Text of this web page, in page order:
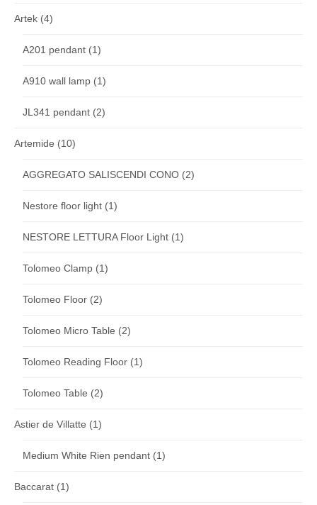
Artek (4)
A201 pendant (1)
A910 wall lamp (1)
JL341 pendant (2)
Artemide (10)
AGGREGATO SALISCENDI CONO (2)
Nestore floor light (1)
NESTORE LETTURA Floor Light (1)
Tolomeo Clamp (1)
Tolomeo Floor (2)
Tolomeo Micro Table (2)
Tolomeo Reading Floor (1)
Tolomeo Table (2)
Astier de Villatte (1)
Medium White Rien pendant (1)
Baccarat (1)